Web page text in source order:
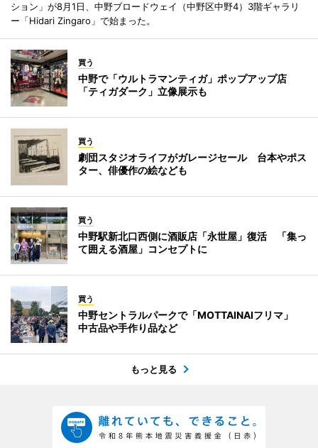
ション」が8月1日、中野ブロードウェイ（中野区中野4）3階ギャラリ
ー「Hidari Zingaro」で始まった。
買う
中野で「ウルトラマンティガ」ポップアップ店
「ティガダーク」立像展示も
買う
劇団スタジオライフがガレージセール 台本やポス
ター、俳優作の絵なども
買う
中野駅新北口西側に酒販店「永世屋」復活 「集っ
て囲える酒屋」コンセプトに
買う
中野セントラルパークで「MOTTAINAIフリマ」
中古品や手作り品など
もっと見る